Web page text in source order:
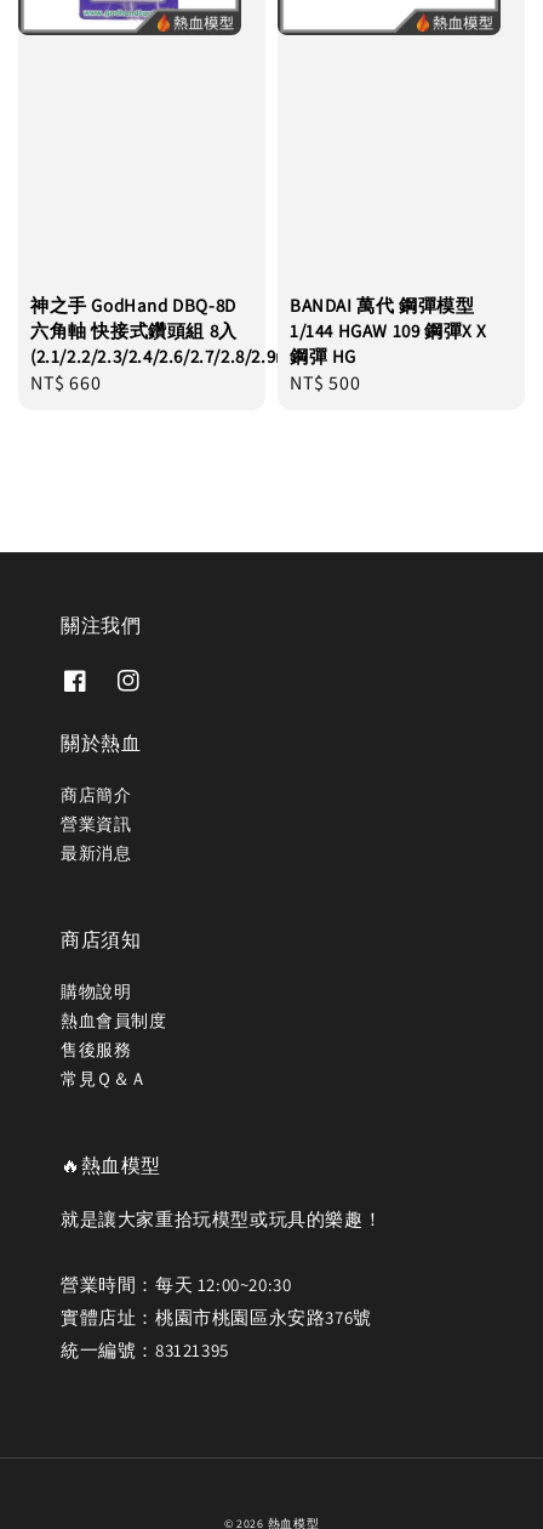
神之手 GodHand DBQ-8D
六角軸 快接式鑽頭組 8入
(2.1/2.2/2.3/2.4/2.6/2.7/2.8/2.9mm)
Regular
NT$ 660
BANDAI 萬代 鋼彈模型
1/144 HGAW 109 鋼彈X X
鋼彈 HG
Regular
NT$ 500
關注我們
關於熱血
商店簡介
營業資訊
最新消息
商店須知
購物說明
熱血會員制度
售後服務
常見Ｑ＆Ａ
🔥熱血模型
就是讓大家重拾玩模型或玩具的樂趣！
營業時間：每天 12:00~20:30
實體店址：桃園市桃園區永安路376號
統一編號：83121395
© 2026 熱血模型